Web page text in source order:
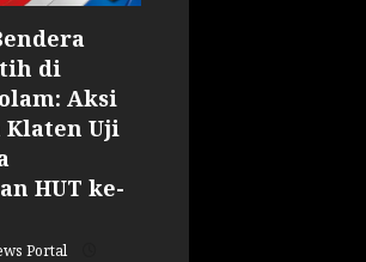
di
Aksi
Klaten Uji
HUT ke-
Portal